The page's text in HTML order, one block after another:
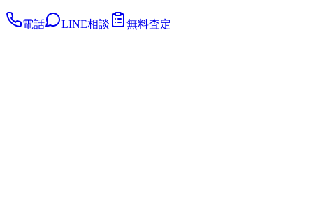
電話 LINE相談 無料査定